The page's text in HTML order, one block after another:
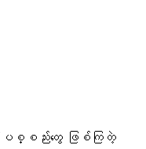
ပစ္စည်းတွေ ဖြစ်ကြတဲ့